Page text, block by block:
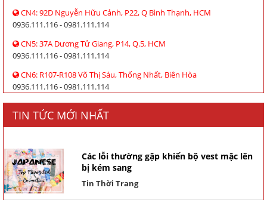
CN4: 92D Nguyễn Hữu Cảnh, P22, Q Bình Thạnh, HCM
0936.111.116 - 0981.111.114
CN5: 37A Dương Tử Giang, P14, Q.5, HCM
0936.111.116 - 0981.111.114
CN6: R107-R108 Võ Thị Sáu, Thống Nhất, Biên Hòa
0936.111.116 - 0981.111.114
TIN TỨC MỚI NHẤT
Các lỗi thường gặp khiến bộ vest mặc lên
bị kém sang
Tin Thời Trang